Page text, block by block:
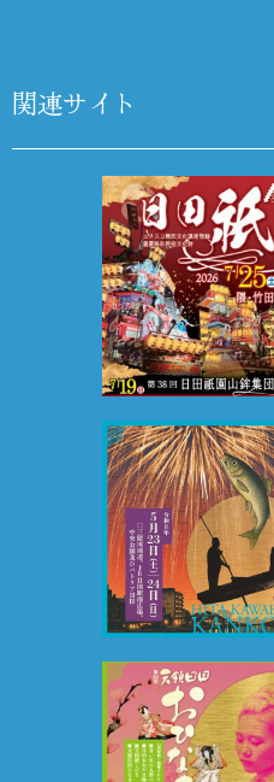
関連サイト